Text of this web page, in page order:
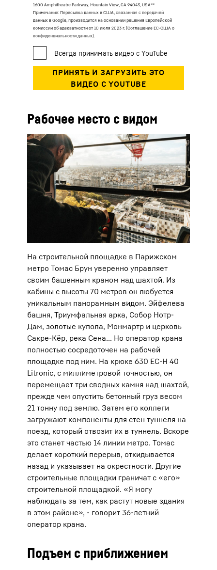
1600 Amphitheatre Parkway, Mountain View, CA 94043, USA**
Примечание: Пересылка данных в США, связанная с передачей
данных в Google, производится на основании решения Европейской
комиссии об адекватности от 10 июля 2023 г. (Соглашение ЕС-США о
конфиденциальности данных).
Рабочее место с видом
На строительной площадке в Парижском
метро Томас Брун уверенно управляет
своим башенным краном над шахтой. Из
кабины с высоты 70 метров он любуется
уникальным панорамным видом. Эйфелева
башня, Триумфальная арка, Собор Нотр-
Дам, золотые купола, Монмартр и церковь
Сакре-Кёр, река Сена... Но оператор крана
полностью сосредоточен на рабочей
площадке под ним. На крюке 630 EC-H 40
Litronic, с миллиметровой точностью, он
перемещает три сводных камня над шахтой,
прежде чем опустить бетонный груз весом
21 тонну под землю. Затем его коллеги
загружают компоненты для стен туннеля на
поезд, который отвозит их в туннель. Вскоре
это станет частью 14 линии метро. Томас
делает короткий перерыв, откидывается
назад и указывает на окрестности. Другие
строительные площадки граничат с «его»
строительной площадкой. «Я могу
наблюдать за тем, как растут новые здания
в этом районе», - говорит 36-летний
оператор крана.
Подъем с приближением